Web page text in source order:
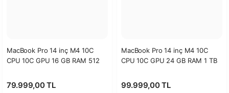
MacBook Pro 14 inç M4 10C
CPU 10C GPU 16 GB RAM 512
79.999,00 TL
MacBook Pro 14 inç M4 10C
CPU 10C GPU 24 GB RAM 1 TB
99.999,00 TL